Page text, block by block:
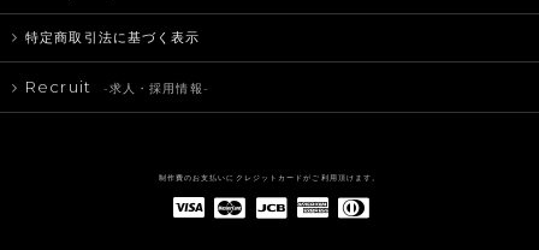
特定商取引法に基づく表示
Recruit -求人・採用情報-
制作費のお支払いにクレジットカードがご利用頂けます。